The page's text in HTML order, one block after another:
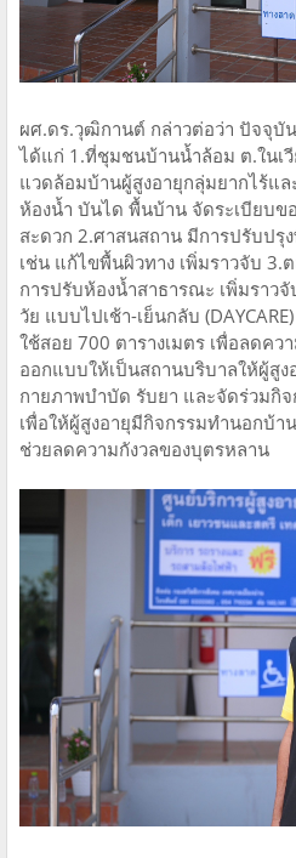
ผศ.ดร.วุฒิกานต์ กล่าวต่อว่า ปัจจุ
ได้แก่ 1.ที่ชุมชนบ้านน้ำล้อม ต.ในเวี
แวดล้อมบ้านผู้สูงอายุกลุ่มยากไร้แล
ห้องน้ำ บันได พื้นบ้าน จัดระเบียบข
สะดวก 2.ศาสนสถาน มีการปรับปรุ
เช่น แก้ไขพื้นผิวทาง เพิ่มราวจับ
การปรับห้องน้ำสาธารณะ เพิ่มราว
วัย แบบไปเช้า-เย็นกลับ
ใช้สอย 700 ตารางเมตร เพื่อลดค
ออกแบบให้เป็นสถานบริบาลให้ผู้สูง
กายภาพบำบัด รับยา และจัดร่วมกิ
เพื่อให้ผู้สูงอายุมีกิจกรรมทำนอกบ้า
ช่วยลดความกังวลของบุตรหลาน